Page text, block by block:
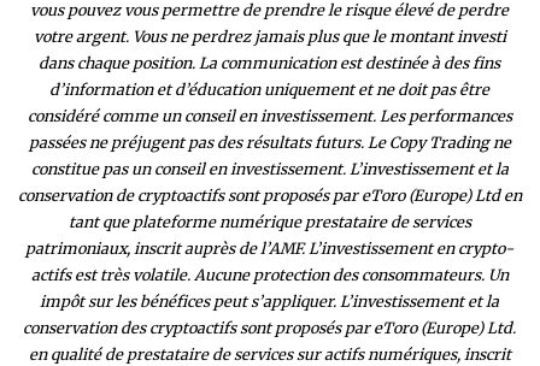
vous pouvez vous permettre de prendre le risque élevé de perdre
votre argent. Vous ne perdrez jamais plus que le montant investi
dans chaque position. La communication est destinée à des fins
d’information et d’éducation uniquement et ne doit pas être
considéré comme un conseil en investissement. Les performances
passées ne préjugent pas des résultats futurs. Le Copy Trading ne
constitue pas un conseil en investissement. L’investissement et la
conservation de cryptoactifs sont proposés par eToro (Europe) Ltd en
tant que plateforme numérique prestataire de services
patrimoniaux, inscrit auprès de l’AMF. L’investissement en crypto-
actifs est très volatile. Aucune protection des consommateurs. Un
impôt sur les bénéfices peut s’appliquer. L’investissement et la
conservation des cryptoactifs sont proposés par eToro (Europe) Ltd.
en qualité de prestataire de services sur actifs numériques, inscrit